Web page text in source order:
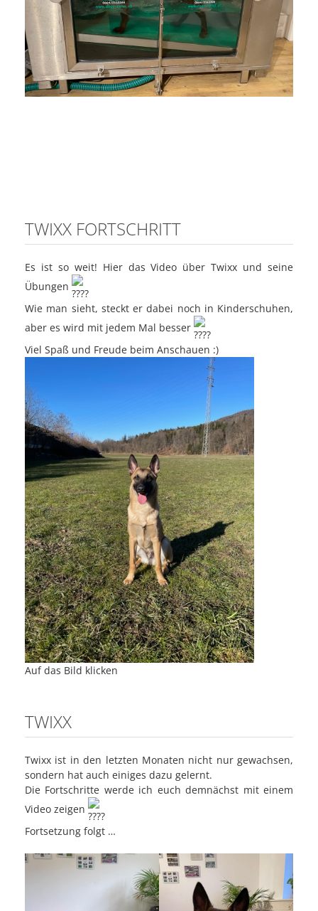
TWIXX FORTSCHRITT
Es ist so weit! Hier das Video über Twixx und seine
Übungen
Wie man sieht, steckt er dabei noch in Kinderschuhen,
aber es wird mit jedem Mal besser
Viel Spaß und Freude beim Anschauen :)
Auf das Bild klicken
TWIXX
Twixx ist in den letzten Monaten nicht nur gewachsen,
sondern hat auch einiges dazu gelernt.
Die Fortschritte werde ich euch demnächst mit einem
Video zeigen
Fortsetzung folgt …